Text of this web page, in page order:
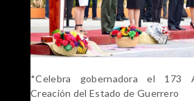
*Celebra gobernadora el 173
Creación del Estado de Guerrero